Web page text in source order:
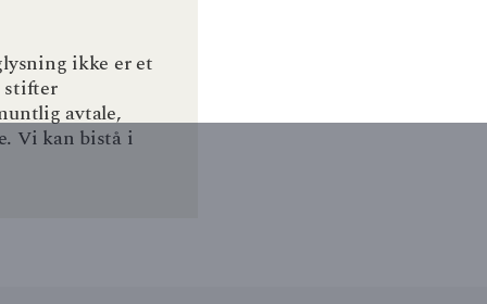
ikke er et
stifter
avtale,
Vi kan bistå i